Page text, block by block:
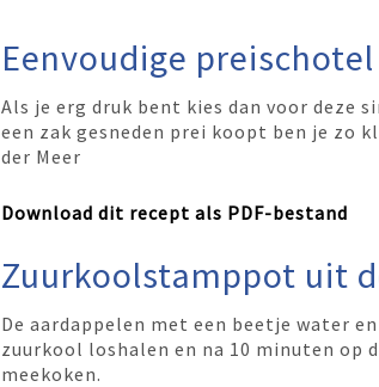
Eenvoudige
Als je erg druk bent kies dan voor deze
een zak gesneden prei koopt ben je zo
der Meer
Download dit recept als PDF-bestand
Zuurkoolstamppot uit
De aardappelen met een beetje water
zuurkool loshalen en na 10 minuten op
meekoken.